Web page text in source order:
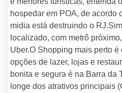
hospedar em POA, de acordo
midia está destruindo o
localizado, com metrô
Uber.O Shopping mais perto
opções de lazer, lojas e
bonita e segura é na Barra da
longe dos atrativos principais